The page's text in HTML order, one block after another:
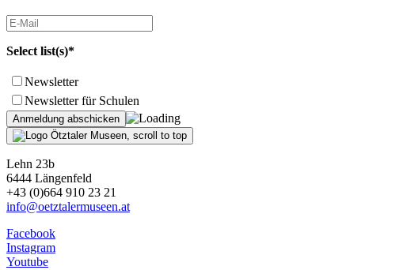
Select list(s)*
Newsletter
Newsletter für Schulen
Lehn 23b
6444 Längenfeld
+43 (0)664 910 23 21
info@oetztalermuseen.at
Facebook
Instagram
Youtube